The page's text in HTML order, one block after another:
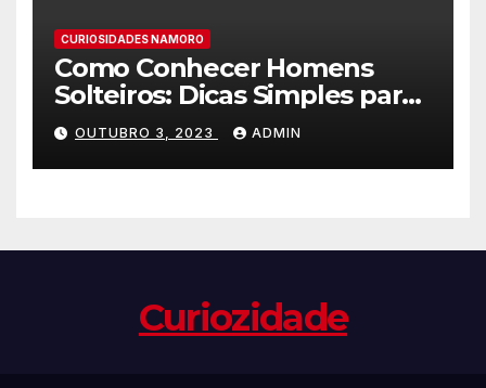
CURIOSIDADES NAMORO
Como Conhecer Homens
Solteiros: Dicas Simples para
Encontrar o Amor da sua
Vida
OUTUBRO 3, 2023 ADMIN
Curiozidade